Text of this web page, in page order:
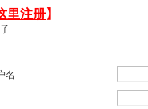
里注册】
名